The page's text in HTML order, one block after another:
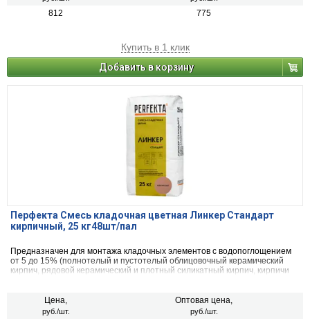
812 775
Купить в 1 клик
Добавить в корзину
Перфекта Смесь кладочная цветная Линкер Стандарт
кирпичный, 25 кг48шт/пал
Предназначен для монтажа кладочных элементов с водопоглощением
от 5 до 15% (полнотелый и пустотелый облицовочный керамический
кирпич, рядовой керамический и плотный силикатный кирпич, кирпичи
Цена,
руб./шт.
Оптовая цена,
руб./шт.